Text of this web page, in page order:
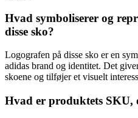
Hvad symboliserer og
disse sko?
Logografen på disse sko er en
adidas brand og identitet. Det
skoene og tilføjer et visuelt
Hvad er produktets SKU,